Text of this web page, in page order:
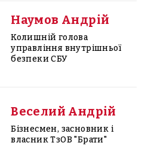
Наумов Андрій
Колишній голова
управління внутрішньої
безпеки СБУ
Веселий Андрій
Бізнесмен, засновник і
власник ТзОВ "Брати"